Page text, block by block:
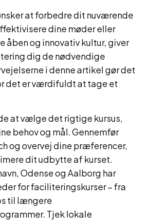
at forbedre dit nuværende
dine møder eller
åben og innovativ kultur, giver
dig de nødvendige
i denne artikel gør det
det er værdifuldt at tage et
at vælge det rigtige kursus,
behov og mål. Gennemfør
og overvej dine præferencer,
dit udbytte af kurset.
Odense og Aalborg har
for faciliteringskurser – fra
til længere
Tjek lokale